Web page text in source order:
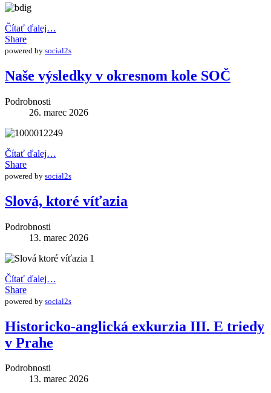
Čítať ďalej…
Share
powered by social2s
Naše výsledky v okresnom kole SOČ
Podrobnosti
26. marec 2026
Čítať ďalej…
Share
powered by social2s
Slová, ktoré víťazia
Podrobnosti
13. marec 2026
Čítať ďalej…
Share
powered by social2s
Historicko-anglická exkurzia III. E triedy
v Prahe
Podrobnosti
13. marec 2026